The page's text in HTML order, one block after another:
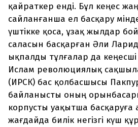
қайраткер енді. Бұл кеңес
сайланғанша ел басқару
үштікке қоса, ұзақ жылдар
саласын басқарған Әли
ықпалды тұлғалар да
Ислам революциялық
(ИРСК) бас қолбасшысы
байланысты оның
корпусты уақытша басқаруға
жағдайда билік негізгі күш